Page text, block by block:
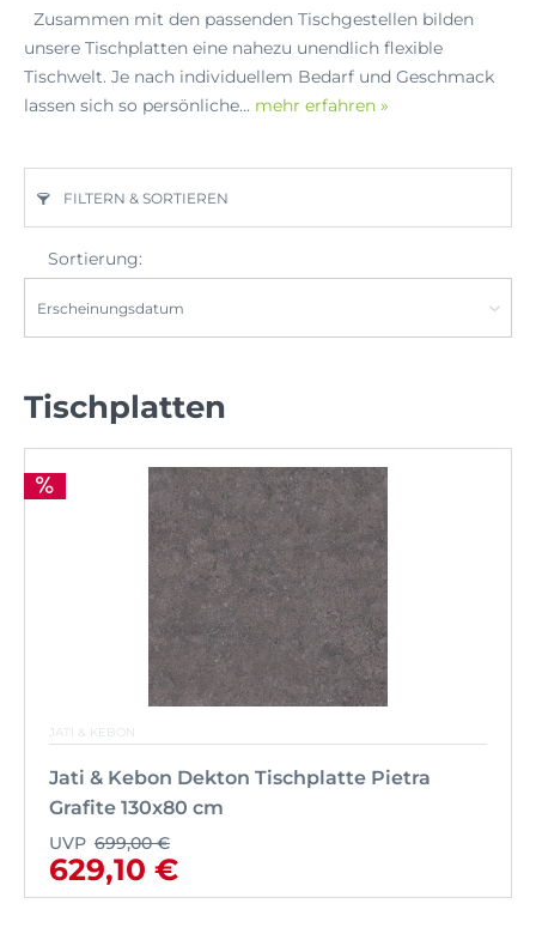
Zusammen mit den passenden Tischgestellen bilden
unsere Tischplatten eine nahezu unendlich flexible
Tischwelt. Je nach individuellem Bedarf und Geschmack
lassen sich so persönliche... mehr erfahren »
FILTERN & SORTIEREN
Sortierung:
Tischplatten
JATI & KEBON
Jati & Kebon Dekton Tischplatte Pietra
Grafite 130x80 cm
UVP 699,00 €
629,10 €